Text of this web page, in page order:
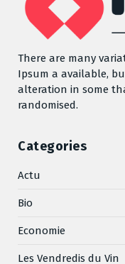
There are many
Ipsum a available,
alteration in some
randomised.
Categories
Actu
Bio
Economie
Les Vendredis du Vin